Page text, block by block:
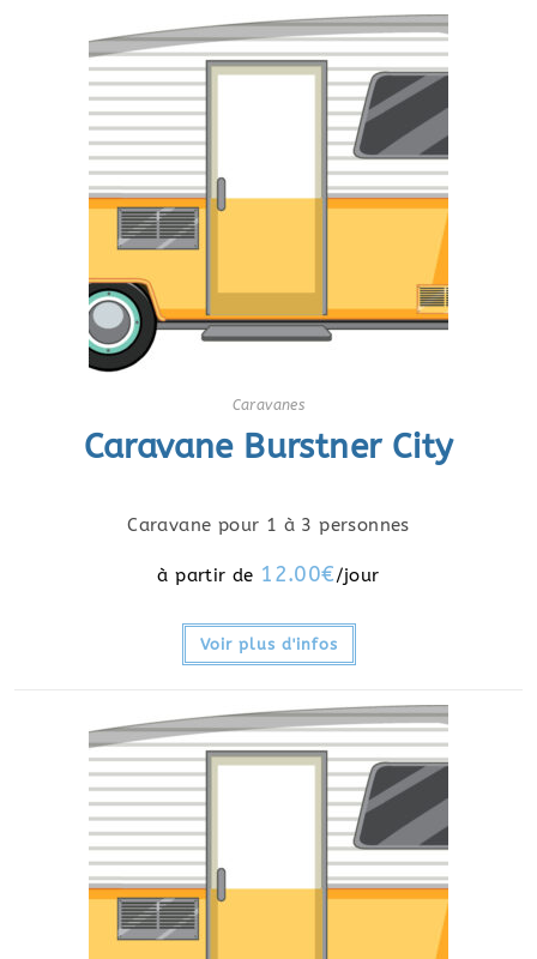
Caravanes
Caravane Burstner City
Caravane pour 1 à 3 personnes
12.00€
Voir plus d'infos